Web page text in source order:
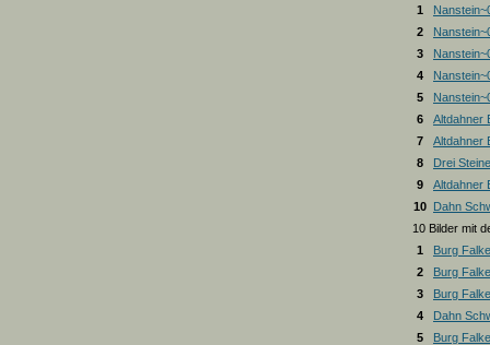
1
2
3
4
5
6
Altdahner
7
Altdahner
8
Drei
9
Altdahner
10
Dahn
10 Bilder mit
1
Burg
2
Burg
3
Burg
4
Dahn
5
Burg